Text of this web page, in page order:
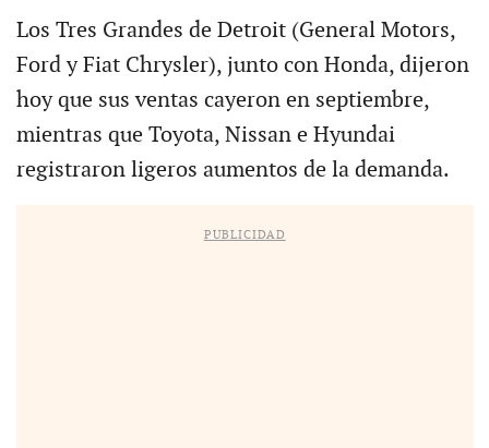
Los Tres Grandes de Detroit (General Motors,
Ford y Fiat Chrysler), junto con Honda, dijeron
hoy que sus ventas cayeron en septiembre,
mientras que Toyota, Nissan e Hyundai
registraron ligeros aumentos de la demanda.
PUBLICIDAD